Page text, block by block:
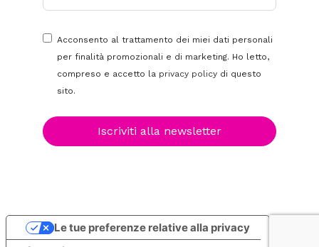
Acconsento al trattamento dei miei dati personali
per finalità promozionali e di marketing. Ho letto,
compreso e accetto la privacy policy di questo
sito.
Iscriviti alla newsletter
Le tue preferenze relative alla privacy